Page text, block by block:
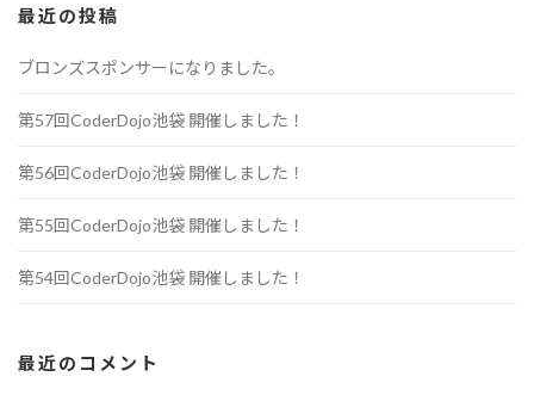
最近の投稿
ブロンズスポンサーになりました。
第57回CoderDojo池袋 開催しました！
第56回CoderDojo池袋 開催しました！
第55回CoderDojo池袋 開催しました！
第54回CoderDojo池袋 開催しました！
最近のコメント